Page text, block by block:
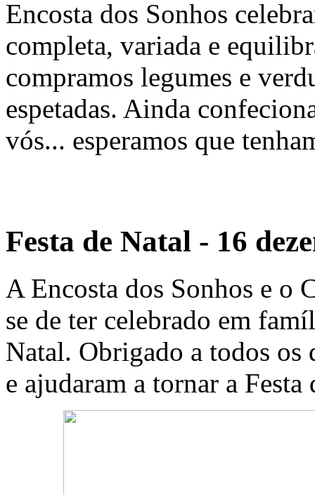
Encosta dos Sonhos
completa, variada e
compramos legumes e
espetadas. Ainda
vós... esperamos que
Festa de Natal - 16
A Encosta dos Sonhos e o
se de ter celebrado em
Natal. Obrigado a todos os
e ajudaram a tornar a